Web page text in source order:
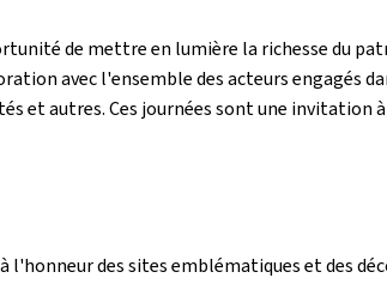
de mettre en lumière la richesse du
avec l'ensemble des acteurs engagés
et autres. Ces journées sont une invitation
des sites emblématiques et des